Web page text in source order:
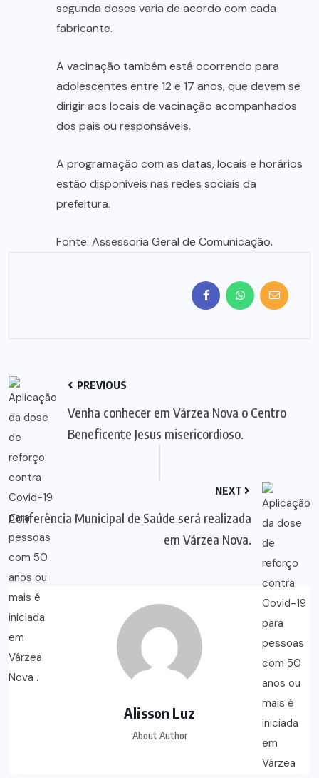
segunda doses varia de acordo com cada
fabricante.
A vacinação também está ocorrendo para
adolescentes entre 12 e 17 anos, que devem se
dirigir aos locais de vacinação acompanhados
dos pais ou responsáveis.
A programação com as datas, locais e horários
estão disponíveis nas redes sociais da
prefeitura.
Fonte: Assessoria Geral de Comunicação.
PREVIOUS
Venha conhecer em Várzea Nova o Centro
Beneficente Jesus misericordioso.
NEXT
Conferência Municipal de Saúde será realizada
em Várzea Nova.
Alisson Luz
About Author